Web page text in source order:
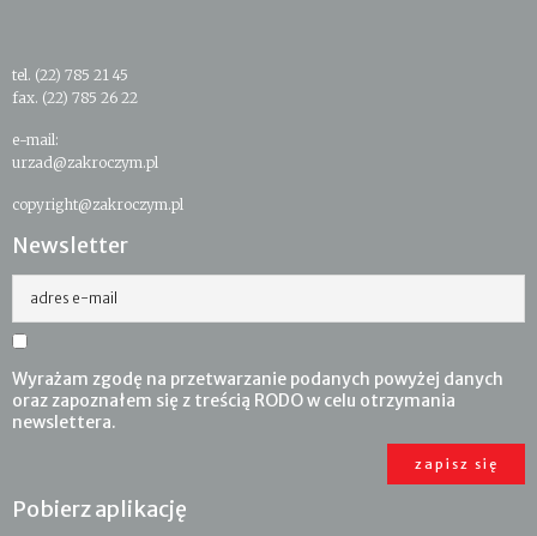
tel. (22) 785 21 45
fax. (22) 785 26 22
e-mail:
urzad@zakroczym.pl
copyright@zakroczym.pl
Newsletter
adres e-mail
Wyrażam zgodę na przetwarzanie podanych powyżej danych
oraz zapoznałem się z treścią RODO w celu otrzymania
newslettera.
Pobierz aplikację